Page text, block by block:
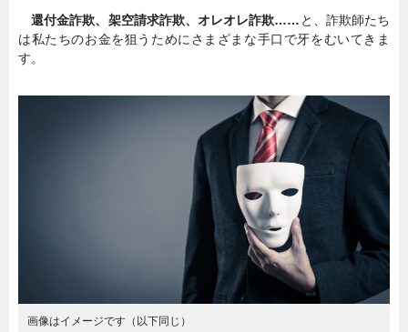
副業 ニュース
グルメ スキル
エンタメ
連載一覧
還付金詐欺、架空請求詐欺、オレオレ詐欺…… と、詐欺師たち
は私たちのお金を狙うためにさまざまな手口で牙をむいてきま
す。
画像はイメージです（以下同じ）